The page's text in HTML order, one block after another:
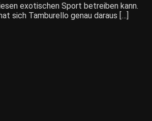
exotischen Sport betreiben kann.
sich Tamburello genau daraus […]